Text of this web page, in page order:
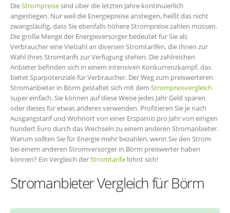
DieStrompreisesind über die letzten Jahre kontinuierlich
angestiegen. Nur weil die Energiepreise ansteigen, heißt das nicht
zwangsläufig, dass Sie ebenfalls höhere Strompreise zahlen müssen.
Die große Menge der Energieversorger bedeutet für Sie als
Verbraucher eine Vielzahl an diversen Stromtarifen, die Ihnen zur
Wahl Ihres Stromtarifs zur Verfügung stehen. Die zahlreichen
Anbieter befinden sich in einem intensiven Konkurrenzkampf, das
bietet Sparpotenziale für Verbraucher. Der Weg zum preiswerteren
Stromanbieter in Börm gestaltet sich mit dem Strompreisvergleich
super einfach. Sie können auf diese Weise jedes Jahr Geld sparen
oder dieses für etwas anderes verwenden. Profitieren Sie je nach
Ausgangstarif und Wohnort von einer Ersparnis pro Jahr von einigen
hundert Euro durch das Wechseln zu einem anderen Stromanbieter.
Warum sollten Sie für Energie mehr bezahlen, wenn Sie den Strom
bei einem anderen Stromversorger in Börm preiswerter haben
können? Ein Vergleich derStromtarife lohnt sich!
Stromanbieter Vergleich für Börm